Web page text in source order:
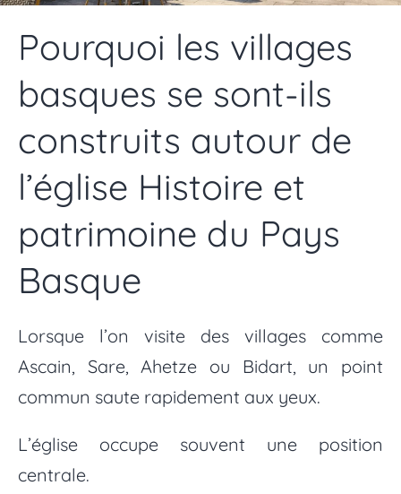
Pourquoi les villages
basques se sont-ils
construits autour de
l’église Histoire et
patrimoine du Pays
Basque
Lorsque l’on visite des villages comme
Ascain, Sare, Ahetze ou Bidart, un point
commun saute rapidement aux yeux.
L’église occupe souvent une position
centrale.